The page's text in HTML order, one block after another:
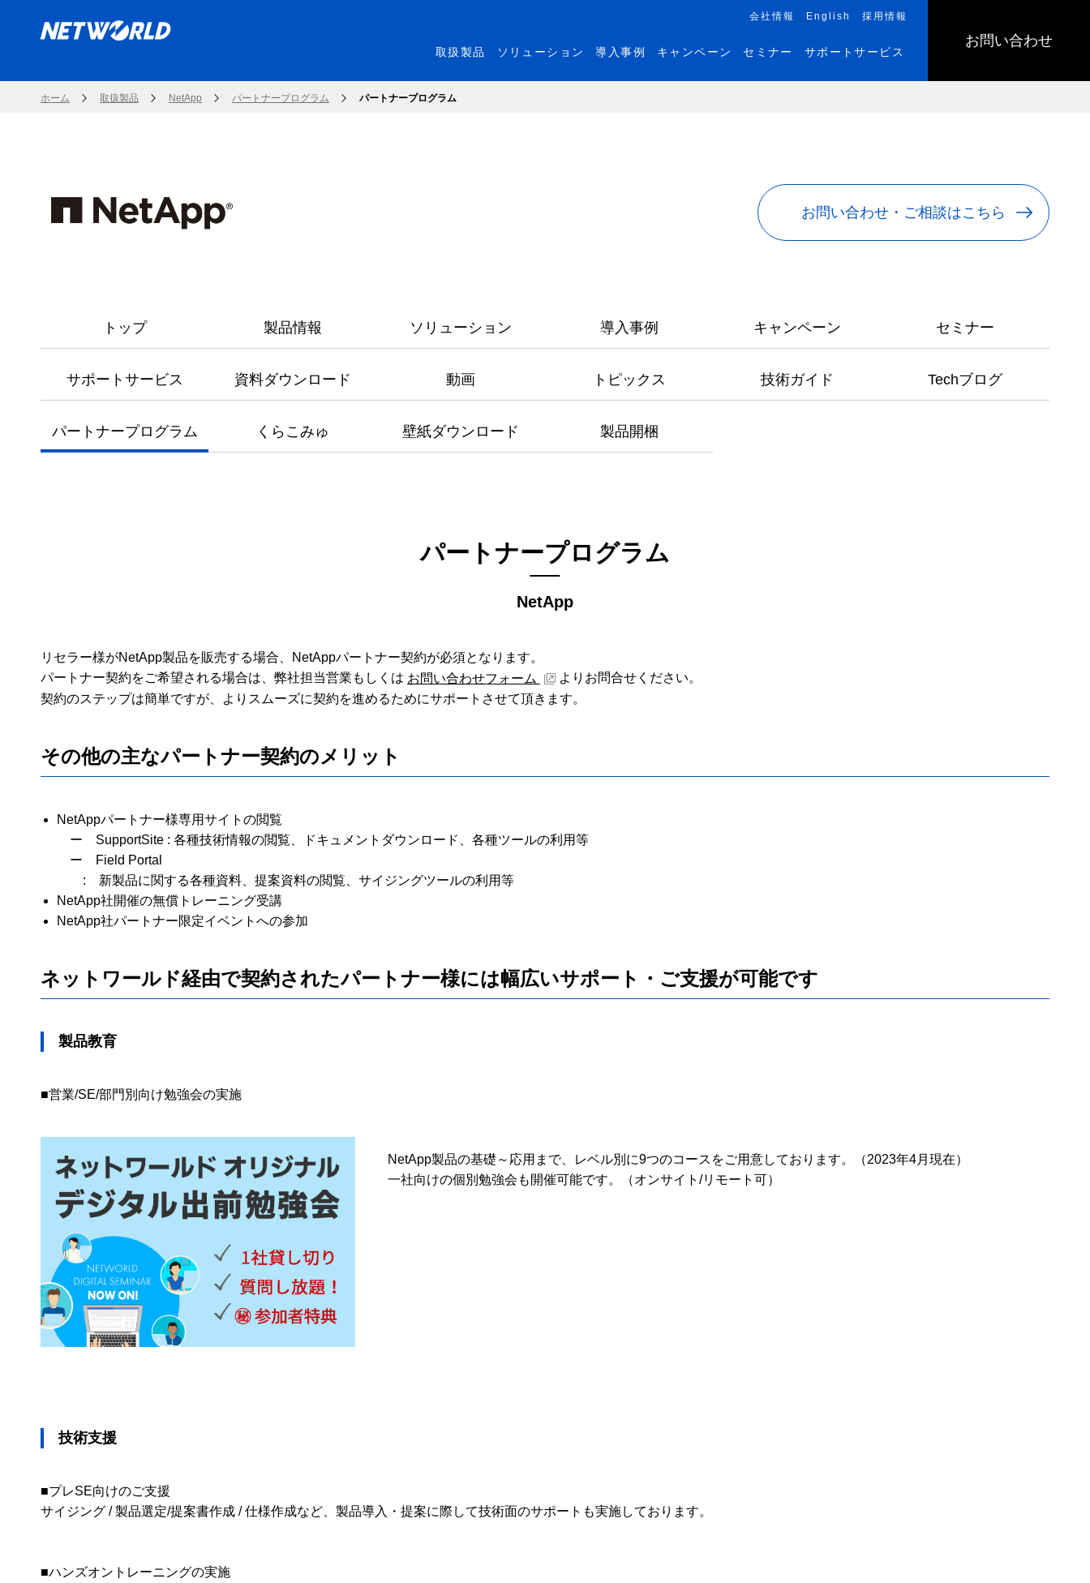
お問い合わせ
会社情報 English 採用情報
取扱製品 ソリューション 導入事例 キャンペーン セミナー サポートサービス
ホーム 取扱製品 NetApp パートナープログラム パートナープログラム
お問い合わせ・ご相談はこちら
トップ 製品情報 ソリューション 導入事例 キャンペーン セミナー
サポートサービス 資料ダウンロード 動画 トピックス 技術ガイド Techブログ
パートナープログラム くらこみゅ 壁紙ダウンロード 製品開梱
NetApp
パートナープログラム
リセラー様がNetApp製品を販売する場合、NetAppパートナー契約が必須となります。
パートナー契約をご希望される場合は、弊社担当営業もしくは お問い合わせフォーム
よりお問合せください。
契約のステップは簡単ですが、よりスムーズに契約を進めるためにサポートさせて頂きます。
その他の主なパートナー契約のメリット
NetAppパートナー様専用サイトの閲覧
ー SupportSite : 各種技術情報の閲覧、ドキュメントダウンロード、各種ツールの利用等
ー Field Portal
: 新製品に関する各種資料、提案資料の閲覧、サイジングツールの利用等
NetApp社開催の無償トレーニング受講
NetApp社パートナー限定イベントへの参加
ネットワールド経由で契約されたパートナー様には幅広いサポート・ご支援が可能です
製品教育
■営業/SE/部門別向け勉強会の実施
NetApp製品の基礎～応用まで、レベル別に9つのコースをご用意しております。（2023年4月現在）
一社向けの個別勉強会も開催可能です。（オンサイト/リモート可）
技術支援
■プレSE向けのご支援
サイジング / 製品選定/提案書作成 / 仕様作成など、製品導入・提案に際して技術面のサポートも実施しております。
■ハンズオントレーニングの実施